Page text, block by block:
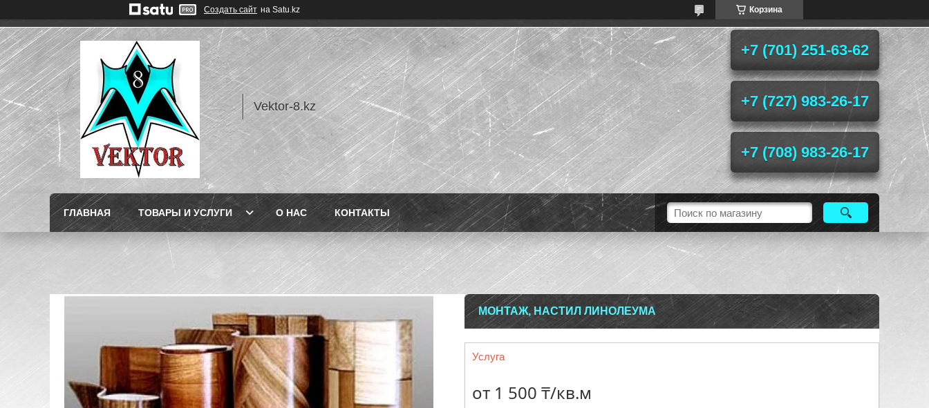
Создать сайт на Satu.kz Корзина
Vektor-8.kz
+7 (701) 251-63-62
+7 (727) 983-26-17
+7 (708) 983-26-17
ГЛАВНАЯ ТОВАРЫ И УСЛУГИ О НАС КОНТАКТЫ
МОНТАЖ, НАСТИЛ ЛИНОЛЕУМА
Услуга
от 1 500 ₸/кв.м